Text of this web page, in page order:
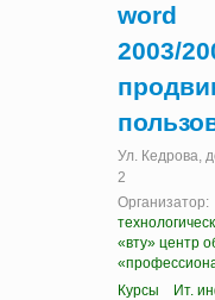
word
2003/
Ул. Кедрова,
2
Организатор:
«вту» центр
Курсы
Ит.